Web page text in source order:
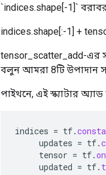
`indices.shape[-1]`
indices.shape[:-1] +
tensor_scatter_add-এর
বলুন আমরা 8টি উপাদান
পাইথনে, এই স্ক্যাটার
indices = tf.
updates = tf.
tensor = tf.
updated = tf.